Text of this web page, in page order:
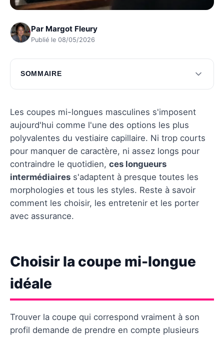
Par Margot Fleury
Publié le 08/05/2026
SOMMAIRE
Choisir la coupe mi-longue idéale
Entretien des cheveux mi-longs
Conseils de style pour cheveux mi-longs
Questions fréquentes
Les coupes mi-longues masculines s'imposent
aujourd'hui comme l'une des options les plus
polyvalentes du vestiaire capillaire. Ni trop courts
pour manquer de caractère, ni assez longs pour
contraindre le quotidien, ces longueurs
intermédiaires s'adaptent à presque toutes les
morphologies et tous les styles. Reste à savoir
comment les choisir, les entretenir et les porter
avec assurance.
Choisir la coupe mi-longue
idéale
Trouver la coupe qui correspond vraiment à son
profil demande de prendre en compte plusieurs